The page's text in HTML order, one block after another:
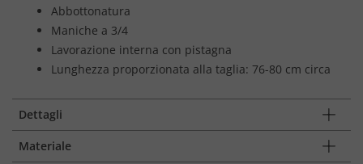
Abbottonatura
Maniche a 3/4
Lavorazione interna con pistagna
Lunghezza proporzionata alla taglia: 76-80 cm circa
Dettagli
Materiale